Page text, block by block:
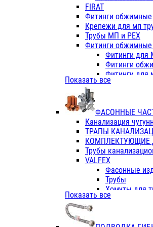
Фитинги ПП
VALFEX
Трубы PE-RT
Трубы ПП
Трубы ПП
Трубы
Трубы
Фитинги ПП
Краны
ПК КОНТУР
Краны
Трубы
FIRAT
Фитинги обжимные
Крепежи для мп
Трубы МП и PEX
Фитинги
Фитинги для
Фитинги
Фитинги для
Фитинги для
TK
VALFEX
Показать все
ФАСОННЫЕ
Канализация
ТРАПЫ
КОМПЛЕКТУЮЩИЕ
Трубы
VALFEX
Фасонные
Трубы
Хомуты для
ПВХ (стройполимер)
Показать все